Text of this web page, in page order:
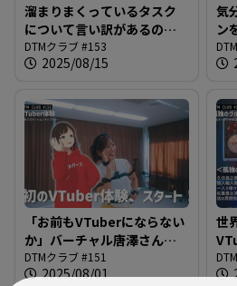
溜まりまくっているタスク
について言い訳があるのな
ら言いなさい＠DTMクラブ
#153
DTMクラブ #153
2025/08/15
気
ン
う
「お前もVTuberにならない
か」バーチャル唐澤さんを
作ろう＠DTMクラブ #151
DTMクラブ #151
2025/08/01
世
作
ク